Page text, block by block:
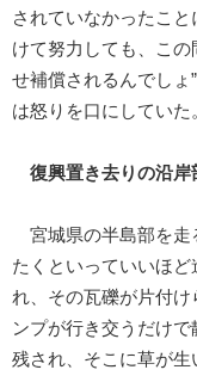
されていなかったこ
けて努力しても、この
せ補償されるんでしょ
は怒りを口にしていた
復興置き去りの沿岸
宮城県の半島部を走
たくといっていいほ
れ、その瓦礫が片付
ンプが行き交うだけ
残され、そこに草が生